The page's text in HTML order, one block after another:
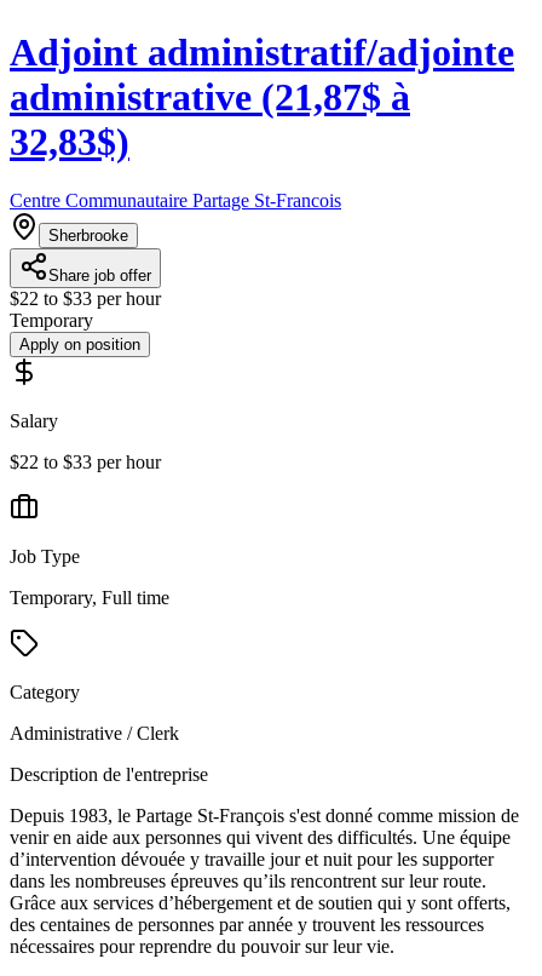
Adjoint administratif/adjointe
administrative (21,87$ à
32,83$)
Centre Communautaire Partage St-Francois
Sherbrooke
Share job offer
$22 to $33 per hour
Temporary
Apply on position
Salary
$22 to $33 per hour
Job Type
Temporary, Full time
Category
Administrative / Clerk
Description de l'entreprise
Depuis 1983, le Partage St-François s'est donné comme mission de
venir en aide aux personnes qui vivent des difficultés. Une équipe
d’intervention dévouée y travaille jour et nuit pour les supporter
dans les nombreuses épreuves qu’ils rencontrent sur leur route.
Grâce aux services d’hébergement et de soutien qui y sont offerts,
des centaines de personnes par année y trouvent les ressources
nécessaires pour reprendre du pouvoir sur leur vie.